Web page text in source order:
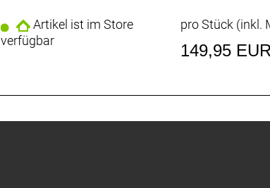
Artikel ist im Store
verfügbar
pro Stück (inkl.
149,95 EUR